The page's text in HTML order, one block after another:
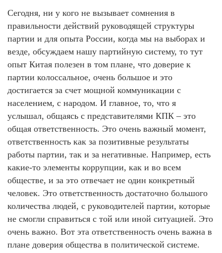
Сегодня, ни у кого не вызывает сомнения в
правильности действий руководящей структуры
партии и для опыта России, когда мы на выборах и
везде, обсуждаем нашу партийную систему, то тут
опыт Китая полезен в том плане, что доверие к
партии колоссальное, очень большое и это
достигается за счет мощной коммуникации с
населением, с народом. И главное, то, что я
услышал, общаясь с представителями КПК – это
общая ответственность. Это очень важный момент,
ответственность как за позитивные результаты
работы партии, так и за негативные. Например, есть
какие-то элементы коррупции, как и во всем
обществе, и за это отвечает не один конкретный
человек. Это ответственность достаточно большого
количества людей, с руководителей партии, которые
не смогли справиться с той или иной ситуацией. Это
очень важно. Вот эта ответственность очень важна в
плане доверия общества в политической системе.